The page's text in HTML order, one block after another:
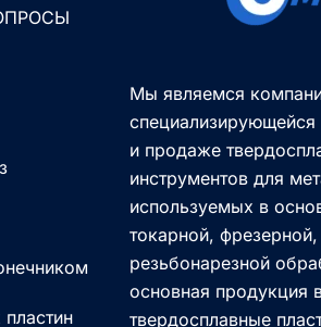
Мы являемся
специализирующейся
и продаже
инструментов для
используемых в
токарной,
резьбонарезной
основная продукция
твердосплавные